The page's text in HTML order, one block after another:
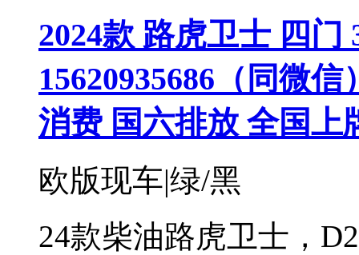
2024款 路虎卫士 四门
15620935686（同微
消费 国六排放 全国上
欧版现车|绿/黑
24款柴油路虎卫士，